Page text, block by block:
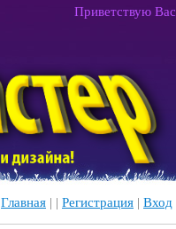
Приветствую Вас
Главная | | Регистрация | Вход